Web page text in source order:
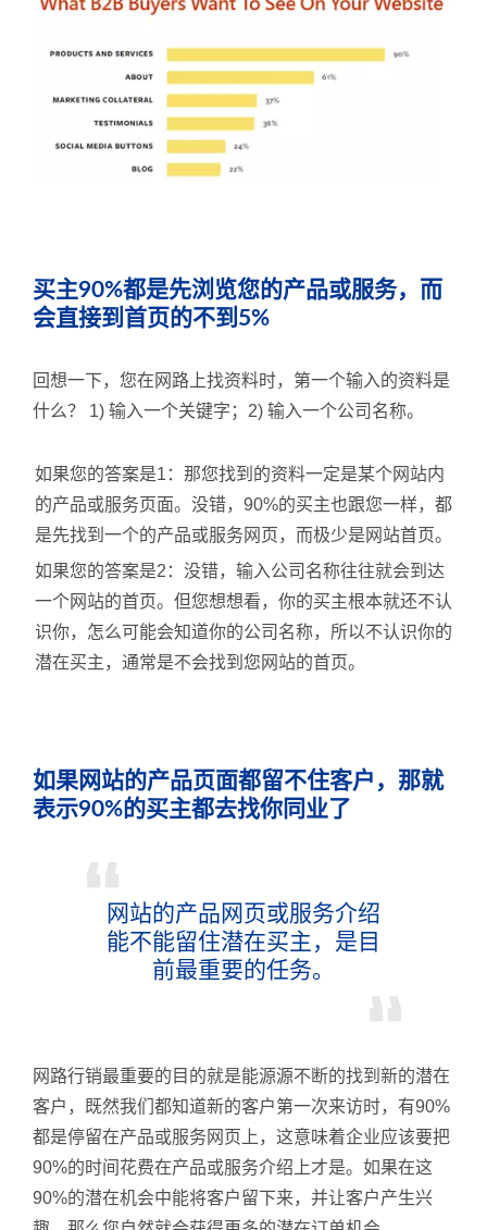
买主90%都是先浏览您的产品或服务，而
会直接到首页的不到5%
回想一下，您在网路上找资料时，第一个输入的资料是
什么？ 1) 输入一个关键字；2) 输入一个公司名称。
如果您的答案是1：那您找到的资料一定是某个网站内
的产品或服务页面。没错，90%的买主也跟您一样，都
是先找到一个的产品或服务网页，而极少是网站首页。
如果您的答案是2：没错，输入公司名称往往就会到达
一个网站的首页。但您想想看，你的买主根本就还不认
识你，怎么可能会知道你的公司名称，所以不认识你的
潜在买主，通常是不会找到您网站的首页。
如果网站的产品页面都留不住客户，那就
表示90%的买主都去找你同业了
网站的产品网页或服务介绍
能不能留住潜在买主，是目
前最重要的任务。
网路行销最重要的目的就是能源源不断的找到新的潜在
客户，既然我们都知道新的客户第一次来访时，有90%
都是停留在产品或服务网页上，这意味着企业应该要把
90%的时间花费在产品或服务介绍上才是。如果在这
90%的潜在机会中能将客户留下来，并让客户产生兴